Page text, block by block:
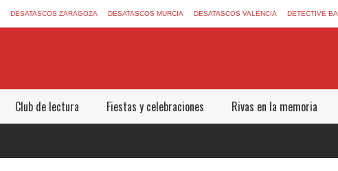
DESATASCOS ZARAGOZA DESATASCOS MURCIA DESATASCOS VALENCIA DETECTIVE
Club de lectura Fiestas y celebraciones Rivas en la memoria